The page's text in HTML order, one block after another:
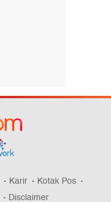
Karir
Kotak Pos
Disclaimer